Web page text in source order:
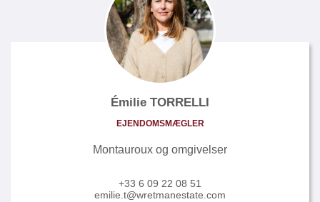
Émilie TORRELLI
EJENDOMSMÆGLER
Montauroux og omgivelser
+33 6 09 22 08 51
emilie.t@wretmanestate.com